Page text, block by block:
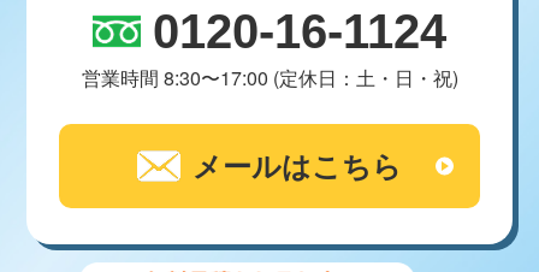
0120-16-1124
営業時間 8:30〜17:00 (定休日：土・日・祝)
メールはこちら